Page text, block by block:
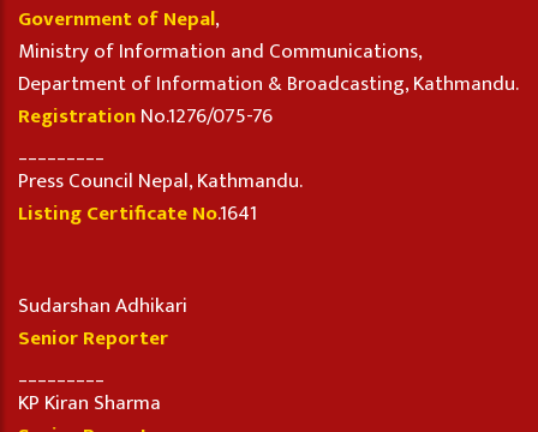
Government of Nepal,
Ministry of Information and Communications,
Department of Information & Broadcasting, Kathmandu.
RegistrationNo.1276/075-76
Press Council Nepal, Kathmandu.
Listing Certificate No.1641
Sudarshan Adhikari
Senior Reporter
KP Kiran Sharma